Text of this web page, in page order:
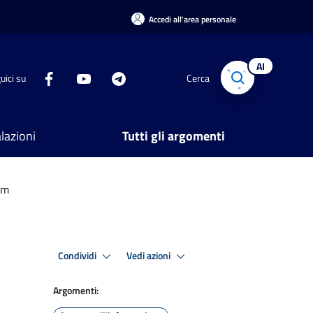
Accedi all'area personale
su Cerca
AI
Tutti gli argomenti
Condividi Vedi azioni
Argomenti: